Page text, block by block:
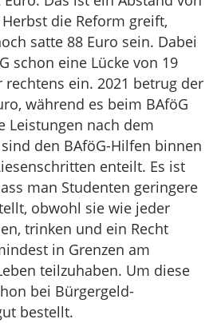
die Reform greift,
satte 88 Euro sein. Dabei
schon eine Lücke von 19
ein. 2021 betrug der
während es beim BAföG
Leistungen nach dem
den BAföG-Hilfen binnen
enteilt. Es ist
man Studenten geringere
obwohl sie wie jeder
trinken und ein Recht
in Grenzen am
teilzuhaben. Um diese
bei Bürgergeld-
bestellt.